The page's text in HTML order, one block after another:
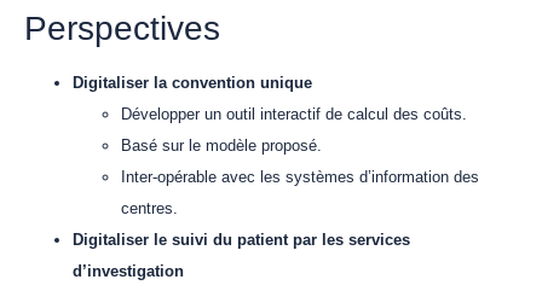
Perspectives
Digitaliser la convention unique
Développer un outil interactif de calcul des coûts.
Basé sur le modèle proposé.
Inter-opérable avec les systèmes d’information des
centres.
Digitaliser le suivi du patient par les services
d’investigation